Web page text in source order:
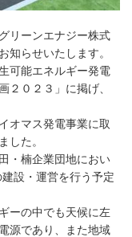
リーンエナジー株式
らせいたします。
可能エネルギー発電
２０２３」に掲げ、
オマス発電事業に取
した。
・楠企業団地におい
設・運営を行う予定
ーの中でも天候に左
源であり、また地域